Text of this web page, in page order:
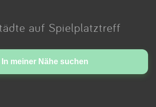
In meiner Nähe suchen
auf Spielplatztreff
with love in Cologne.